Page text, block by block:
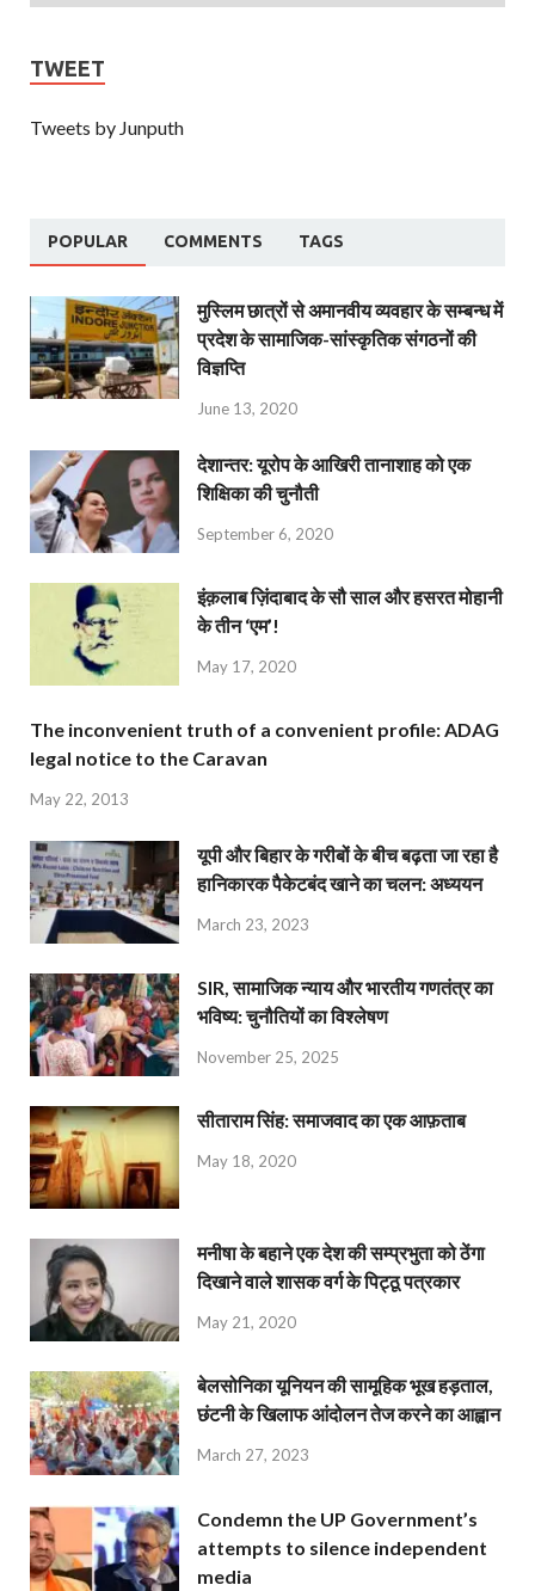
TWEET
Tweets by Junputh
POPULAR COMMENTS TAGS
मुस्लिम छात्रों से अमानवीय व्यवहार के सम्बन्ध में
प्रदेश के सामाजिक-सांस्कृतिक संगठनों की
विज्ञप्ति
June 13, 2020
देशान्‍तर: यूरोप के आखिरी तानाशाह को एक
शिक्षिका की चुनौती
September 6, 2020
इंक़लाब ज़िंदाबाद के सौ साल और हसरत मोहानी
के तीन ‘एम’!
May 17, 2020
The inconvenient truth of a convenient profile: ADAG
legal notice to the Caravan
May 22, 2013
यूपी और बिहार के गरीबों के बीच बढ़ता जा रहा है
हानिकारक पैकेटबंद खाने का चलन: अध्ययन
March 23, 2023
SIR, सामाजिक न्याय और भारतीय गणतंत्र का
भविष्य: चुनौतियों का विश्लेषण
November 25, 2025
सीताराम सिंह: समाजवाद का एक आफ़ताब
May 18, 2020
मनीषा के बहाने एक देश की सम्प्रभुता को ठेंगा
दिखाने वाले शासक वर्ग के पिट्ठू पत्रकार
May 21, 2020
बेलसोनिका यूनियन की सामूहिक भूख हड़ताल,
छंटनी के खिलाफ आंदोलन तेज करने का आह्वान
March 27, 2023
Condemn the UP Government’s
attempts to silence independent
media